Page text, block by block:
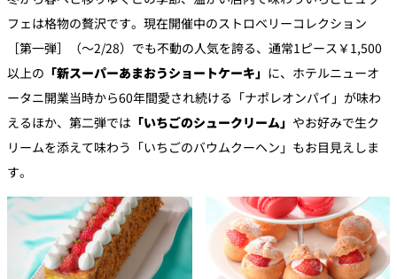
フェは格物の贅沢です。現在開催中のストロベリーコレクション
［第一弾］（～2/28）でも不動の人気を誇る、通常1ピース￥1,500
以上の 「新スーパーあまおうショートケーキ」 に、ホテルニューオ
ータニ開業当時から60年間愛され続ける「ナポレオンパイ」が味わ
えるほか、第二弾では 「いちごのシュークリーム」 やお好みで生ク
リームを添えて味わう「いちごのバウムクーヘン」もお目見えしま
す。